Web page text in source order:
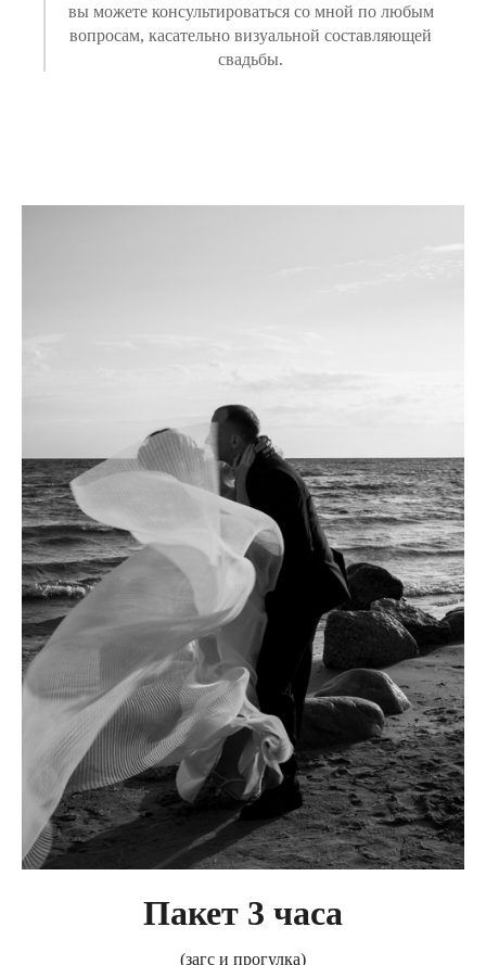
вы можете консультироваться со мной по любым
вопросам, касательно визуальной составляющей
свадьбы.
Пакет 3 часа
(загс и прогулка)